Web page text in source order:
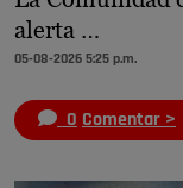
alerta …
05-08-2026 5:25 p.m.
0 Comentar >